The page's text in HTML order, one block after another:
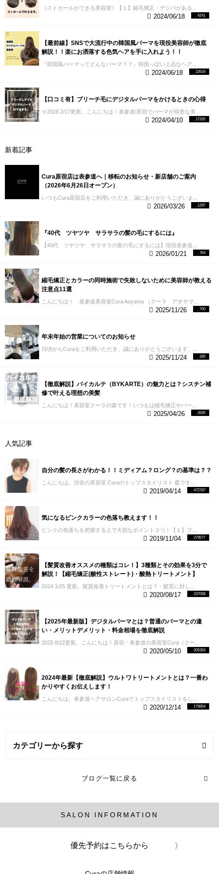
《ストカールができる美容室》【１】縮毛矯正・デジパがある...
4241
2024/06/18
【最前線】SNSで大流行中の韓国風パーマを現役美容師が徹底
解説！！楽にお洒落する色気ヘアを手に入れよう！！
『韓国風パーマってどんなパーマ？？』韓国っぽい上品なヘア...
22619
2024/06/18
【口コミ有】ブリーチ毛にデジタルパーマをかけるときの心得
※2026 2/17更新。こんにちは！表参道/原宿でパーマが得意な美...
17205
2024/04/10
新着記事
Cura原宿店は表参道へ｜移転のお知らせ・新店舗のご案内
（2026年6月26日オープン）
いつもCura原宿店をご利用いただき、誠にありがとうございま...
1297
2026/03/26
『40代 ツヤツヤ サラサラの髪の毛にするには』
【40代 ツヤツヤ サラサラの髪の毛にするには】現役表参道...
764
2026/01/21
縮毛矯正とカラーの同時施術で失敗しないために美容師が教える
注意点11選
こんにちは！ 表参道美容室Cura Aoyama （クーラ アオヤマ...
700
2025/11/26
年末年始の営業についてのお知らせ
日頃からCuraをご利用いただき、誠にありがとうございます。...
285
2025/11/24
【徹底解説】バイカルテ（BYKARTE）の魅力とは？シスチン補
修で叶える理想の美髪
こんにちは！美容室クーラの森です！いつもは縮毛矯正やパー...
2630
2025/04/26
人気記事
自分の髪の長さがわかる！！ミディアム？ロング？の基準は？？
こんにちは。渋谷の美容室 Curaのトップスタイリスト 森です...
472787
2019/04/14
気になるピンクカラーの色落ち教えます！！
ピンクの色落ちを把握する上で大切なポイント３つ！【１】ブ...
279577
2019/11/04
【髪質改善オススメの種類はコレ！】3種類とその効果を3分で
解説！【縮毛矯正(酸性ストレート)・酸熱トリートメント】
2024 1/25 更新。髪質改善トリートメントとは？・髪質に対し...
237058
2020/08/17
【2025年最新版】デジタルパーマとは？普通のパーマとの違
い・メリットデメリット・料金相場を徹底解説
2025 8/22更新。こんにちは！原宿・表参道の美容室Cura（クー...
205393
2020/05/10
2024年最新【徹底解説】ウルトワトリートメントとは？一番わ
かりやすくお伝えします！
こんにちは。表参道ヘアサロンCuraでトップスタイリストをし...
179854
2020/12/14
カテゴリーから探す
ブログ一覧に戻る
SALON INFORMATION
優先予約はこちらから